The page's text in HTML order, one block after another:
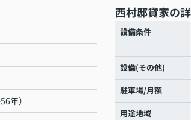
年）
西村邸貸家の
設備条件
設備(その他)
駐車場/月額
用途地域